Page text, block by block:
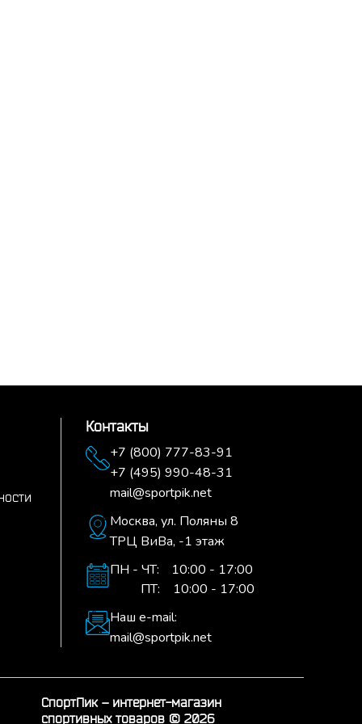
Контакты
+7 (800) 777-83-91
+7 (495) 990-48-31
mail@sportpik.net
Москва, ул. Поляны 8
ТРЦ ВиВа, -1 этаж
ПН - ЧТ:
10:00 - 17:00
ПТ:
10:00 - 17:00
Наш e-mail:
mail@sportpik.net
СпортПик – интернет-магазин
спортивных товаров © 2026